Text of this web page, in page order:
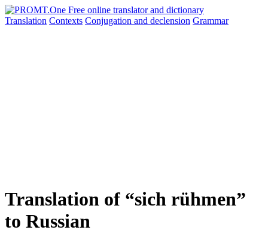
Translation Contexts Conjugation and declension Grammar
Translation of “sich rühmen”
to Russian